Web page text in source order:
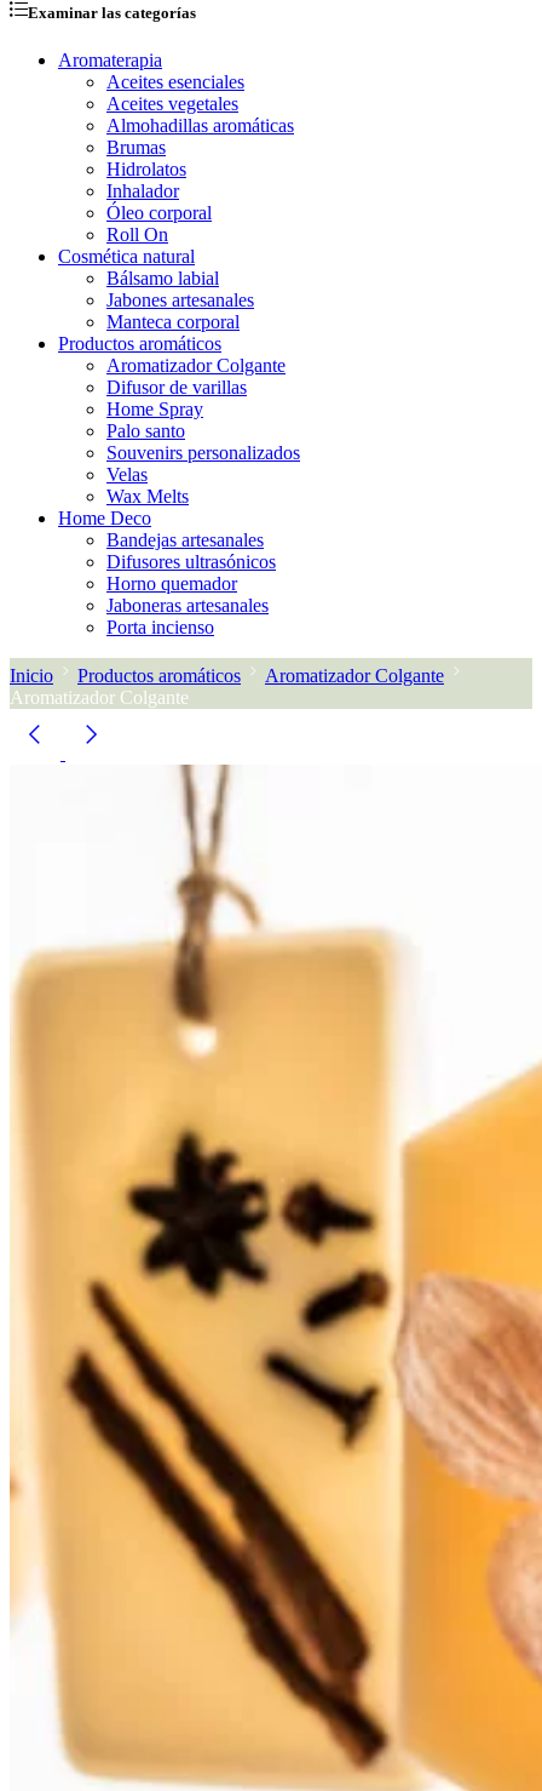
Examinar las categorías
Aromaterapia
Aceites esenciales
Aceites vegetales
Almohadillas aromáticas
Brumas
Hidrolatos
Inhalador
Óleo corporal
Roll On
Cosmética natural
Bálsamo labial
Jabones artesanales
Manteca corporal
Productos aromáticos
Aromatizador Colgante
Difusor de varillas
Home Spray
Palo santo
Souvenirs personalizados
Velas
Wax Melts
Home Deco
Bandejas artesanales
Difusores ultrasónicos
Horno quemador
Jaboneras artesanales
Porta incienso
Inicio Productos aromáticos
Aromatizador Colgante
Aromatizador Colgante